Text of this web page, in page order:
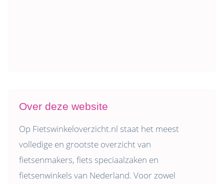
Over deze website
Op Fietswinkeloverzicht.nl staat het meest
volledige en grootste overzicht van
fietsenmakers, fiets speciaalzaken en
fietsenwinkels van Nederland. Voor zowel